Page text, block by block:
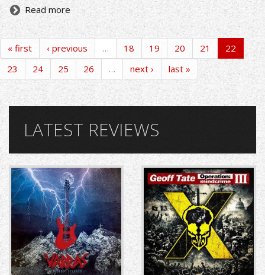
Read more
« first ‹ previous … 18 19 20 21
22
23
24 25 26 … next › last »
LATEST REVIEWS